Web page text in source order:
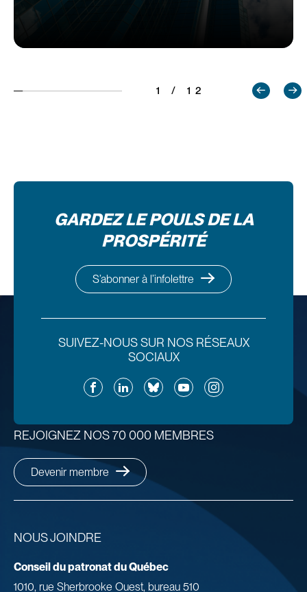
1 / 12
GARDEZ LE POULS DE LA
PROSPÉRITÉ
S’abonner à l’infolettre
SUIVEZ-NOUS SUR NOS RÉSEAUX
SOCIAUX
FacebookLinkedInBlueskyYouTubeInstagram
NOUS JOINDRE
Conseil du patronat du Québec
1010, rue Sherbrooke Ouest, bureau 510
REJOIGNEZ NOS 70 000 MEMBRES
Devenir membre